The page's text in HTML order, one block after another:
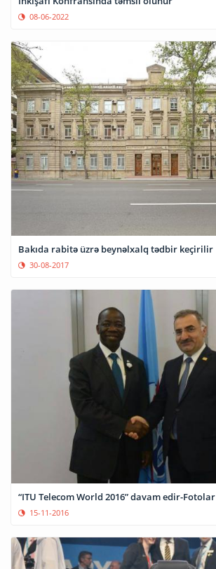
08-06-2022
Bakıda rabitə üzrə beynəlxalq tədbir keçirilir
30-08-2017
“ITU Telecom World 2016” davam edir-Fotolar
15-11-2016